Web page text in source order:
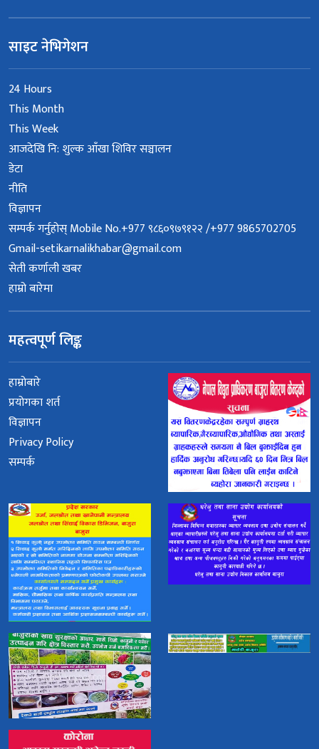
साइट नेभिगेशन
24 Hours
This Month
This Week
आजदेखि नि: शुल्क आँखा शिविर सञ्चालन
डेटा
नीति
विज्ञापन
सम्पर्क गर्नुहोस् Mobile No.+977 ९८६०९७९१२२ /+977 9865702705
Gmail-setikarnalikhabar@gmail.com
सेती कर्णाली खबर
हाम्रो बारेमा
महत्वपूर्ण लिङ्क
हाम्रोबारे
प्रयोगका शर्त
विज्ञापन
Privacy Policy
सम्पर्क